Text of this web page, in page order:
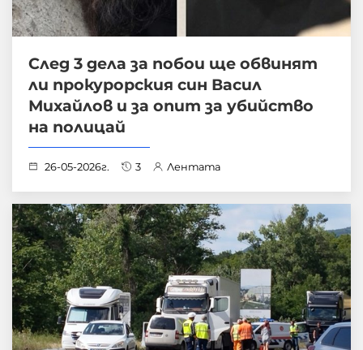
След 3 дела за побои ще обвинят
ли прокурорския син Васил
Михайлов и за опит за убийство
на полицай
26-05-2026г. 3 Лентата